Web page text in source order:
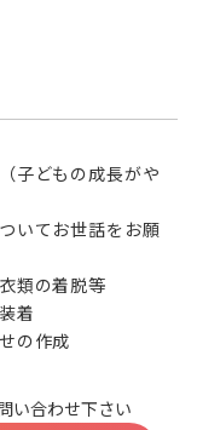
子どもの成長がや
いてお世話をお願
類の着脱等
着
の作成
い合わせ下さい